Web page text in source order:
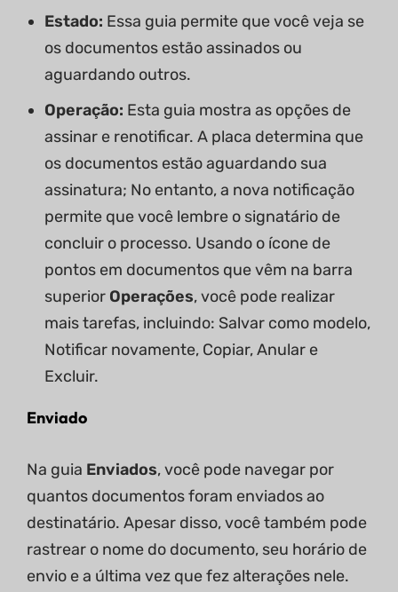
Estado: Essa guia permite que você veja se
os documentos estão assinados ou
aguardando outros.
Operação: Esta guia mostra as opções de
assinar e renotificar. A placa determina que
os documentos estão aguardando sua
assinatura; No entanto, a nova notificação
permite que você lembre o signatário de
concluir o processo. Usando o ícone de
pontos em documentos que vêm na barra
superior Operações, você pode realizar
mais tarefas, incluindo: Salvar como modelo,
Notificar novamente, Copiar, Anular e
Excluir.
Enviado
Na guia Enviados, você pode navegar por
quantos documentos foram enviados ao
destinatário. Apesar disso, você também pode
rastrear o nome do documento, seu horário de
envio e a última vez que fez alterações nele.